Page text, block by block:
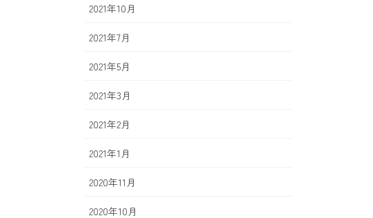
2021年10月
2021年7月
2021年5月
2021年3月
2021年2月
2021年1月
2020年11月
2020年10月